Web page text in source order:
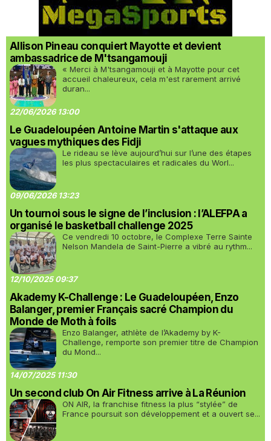
Allison Pineau conquiert Mayotte et devient
ambassadrice de M'tsangamouji
« Merci à M'tsangamouji et à Mayotte pour cet
accueil chaleureux, cela m'est rarement arrivé
duran...
22/06/2026 13:00
Le Guadeloupéen Antoine Martin s'attaque aux
vagues mythiques des Fidji
Le rideau se lève aujourd’hui sur l’une des étapes
les plus spectaculaires et radicales du Worl...
09/06/2026 13:23
Un tournoi sous le signe de l’inclusion : l’ALEFPA a
organisé le basketball challenge 2025
Ce vendredi 10 octobre, le Complexe Terre Sainte
Nelson Mandela de Saint-Pierre a vibré au rythm...
12/10/2025 09:37
Akademy K-Challenge : Le Guadeloupéen, Enzo
Balanger, premier Français sacré Champion du
Monde de Moth à foils
Enzo Balanger, athlète de l’Akademy by K-
Challenge, remporte son premier titre de Champion
du Mond...
14/07/2025 11:30
Un second club On Air Fitness arrive à La Réunion
ON AIR, la franchise fitness la plus “stylée” de
France poursuit son développement et a ouvert se...